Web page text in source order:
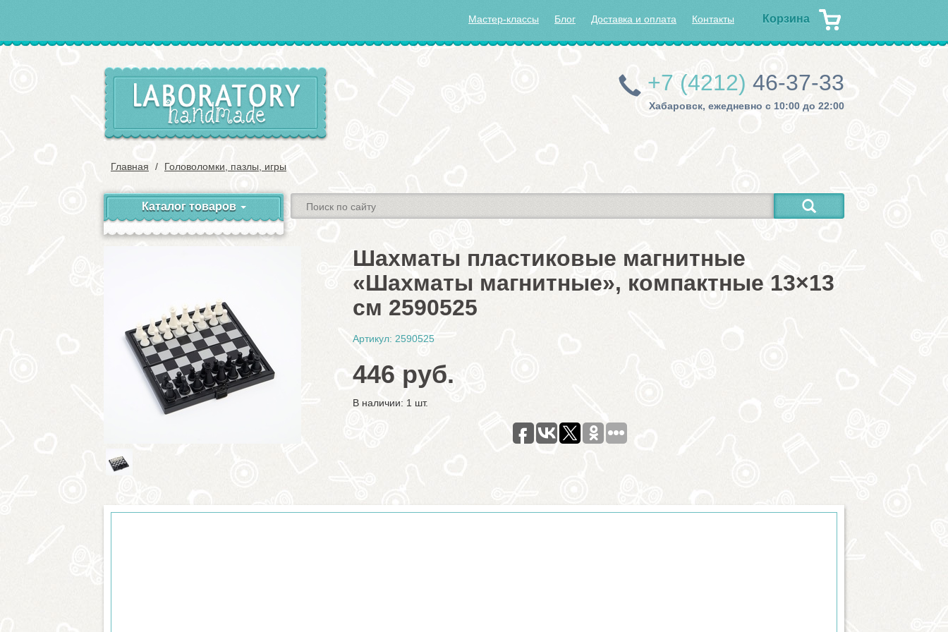
Корзина
Мастер-классы Блог Доставка и оплата Контакты
+7 (4212) 46-37-33
Хабаровск, ежедневно с 10:00 до 22:00
Главная Головоломки, пазлы, игры
Каталог товаров
Шахматы пластиковые магнитные
«Шахматы магнитные», компактные 13×13
см 2590525
Артикул: 2590525
446 руб.
В наличии: 1 шт.